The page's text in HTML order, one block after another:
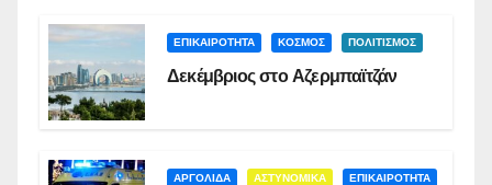
ΕΠΙΚΑΙΡΟΤΗΤΑ ΚΟΣΜΟΣ ΠΟΛΙΤΙΣΜΟΣ
Δεκέμβριος στο Αζερμπαϊτζάν
ΑΡΓΟΛΙΔΑ ΑΣΤΥΝΟΜΙΚΑ ΕΠΙΚΑΙΡΟΤΗΤΑ